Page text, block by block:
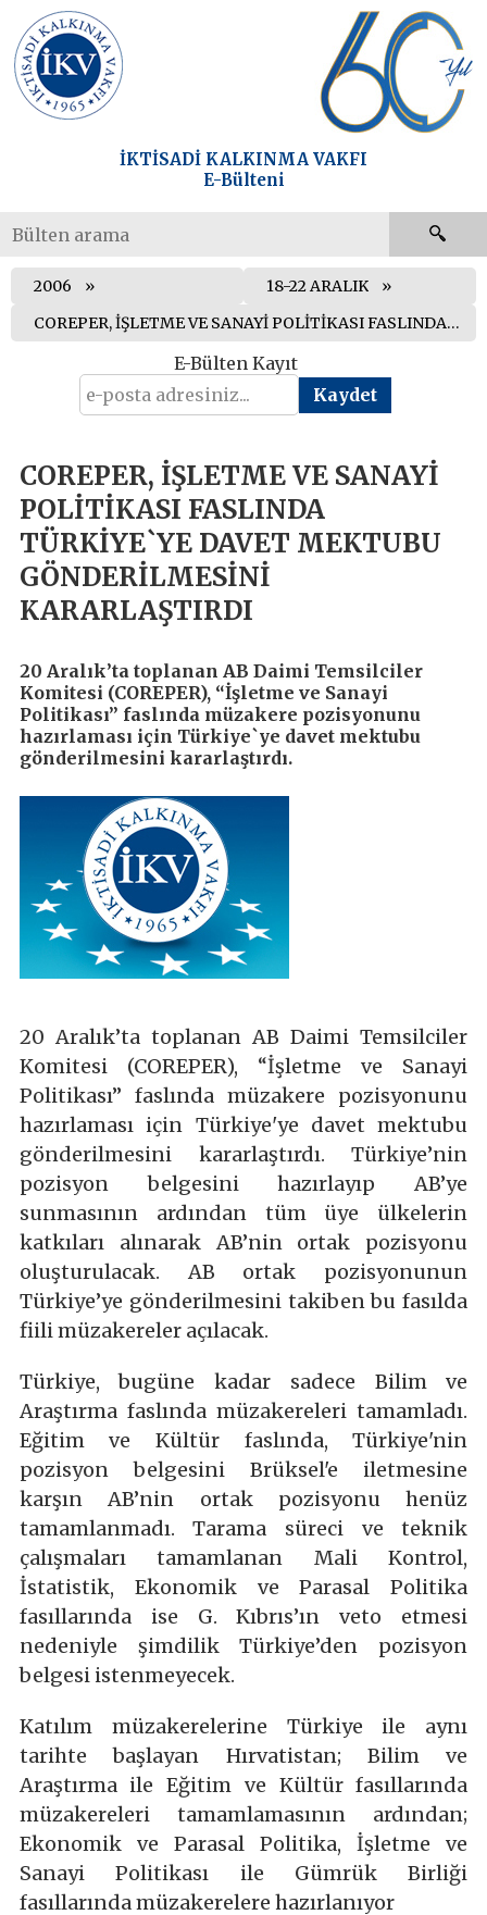
İKTİSADİ KALKINMA VAKFI
E-Bülteni
2006
18-22 ARALIK
COREPER, İŞLETME VE SANAYİ POLİTİKASI FASLINDA TÜRKİYE`YE DAVET MEKTUBU GÖNDERİLMESİNİ KARARLAŞTIRDI
E-Bülten Kayıt
COREPER, İŞLETME VE SANAYİ
POLİTİKASI FASLINDA
TÜRKİYE`YE DAVET MEKTUBU
GÖNDERİLMESİNİ
KARARLAŞTIRDI
20 Aralık’ta toplanan AB Daimi Temsilciler
Komitesi (COREPER), “İşletme ve Sanayi
Politikası” faslında müzakere pozisyonunu
hazırlaması için Türkiye`ye davet mektubu
gönderilmesini kararlaştırdı.
20 Aralık’ta toplanan AB Daimi Temsilciler
Komitesi (COREPER), “İşletme ve Sanayi
Politikası” faslında müzakere pozisyonunu
hazırlaması için Türkiye'ye davet mektubu
gönderilmesini kararlaştırdı. Türkiye’nin
pozisyon belgesini hazırlayıp AB’ye
sunmasının ardından tüm üye ülkelerin
katkıları alınarak AB’nin ortak pozisyonu
oluşturulacak. AB ortak pozisyonunun
Türkiye’ye gönderilmesini takiben bu fasılda
fiili müzakereler açılacak.
Türkiye, bugüne kadar sadece Bilim ve
Araştırma faslında müzakereleri tamamladı.
Eğitim ve Kültür faslında, Türkiye'nin
pozisyon belgesini Brüksel'e iletmesine
karşın AB’nin ortak pozisyonu henüz
tamamlanmadı. Tarama süreci ve teknik
çalışmaları tamamlanan Mali Kontrol,
İstatistik, Ekonomik ve Parasal Politika
fasıllarında ise G. Kıbrıs’ın veto etmesi
nedeniyle şimdilik Türkiye’den pozisyon
belgesi istenmeyecek.
Katılım müzakerelerine Türkiye ile aynı
tarihte başlayan Hırvatistan; Bilim ve
Araştırma ile Eğitim ve Kültür fasıllarında
müzakereleri tamamlamasının ardından;
Ekonomik ve Parasal Politika, İşletme ve
Sanayi Politikası ile Gümrük Birliği
fasıllarında müzakerelere hazırlanıyor